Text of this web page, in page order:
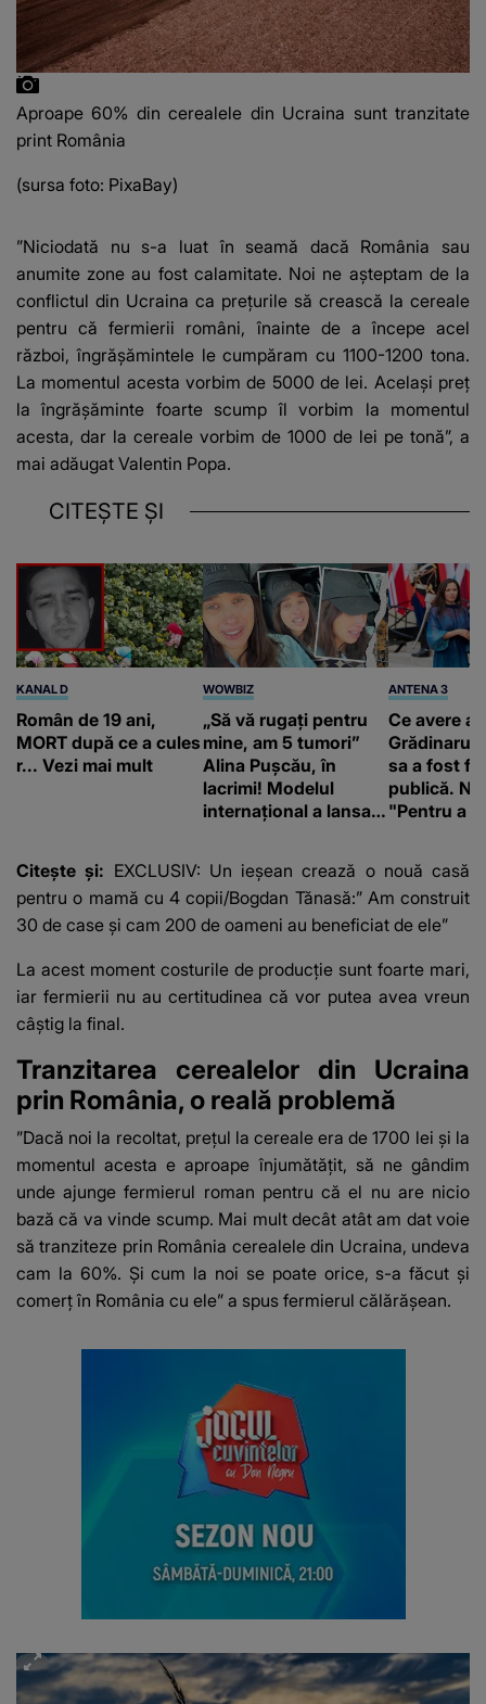
Aproape 60% din cerealele din Ucraina sunt tranzitate
print România
(sursa foto: PixaBay)
”Niciodată nu s-a luat în seamă dacă România sau
anumite zone au fost calamitate. Noi ne așteptam de la
conflictul din Ucraina ca prețurile să crească la cereale
pentru că fermierii români, înainte de a începe acel
război, îngrășămintele le cumpăram cu 1100-1200 tona.
La momentul acesta vorbim de 5000 de lei. Același preț
la îngrășăminte foarte scump îl vorbim la momentul
acesta, dar la cereale vorbim de 1000 de lei pe tonă”, a
mai adăugat Valentin Popa.
CITEȘTE ȘI
KANAL D
Român de 19 ani,
MORT după ce a cules
r... Vezi mai mult
WOWBIZ
„Să vă rugați pentru
mine, am 5 tumori”
Alina Pușcău, în
lacrimi! Modelul
internațional a lansat
o boală gravă
ANTENA 3
Ce avere
Grădinaru.
sa a fost
publică.
"Pentru a
Citește și: EXCLUSIV: Un ieșean crează o nouă casă
pentru o mamă cu 4 copii/Bogdan Tănasă:” Am construit
30 de case și cam 200 de oameni au beneficiat de ele”
La acest moment costurile de producție sunt foarte mari,
iar fermierii nu au certitudinea că vor putea avea vreun
câștig la final.
Tranzitarea cerealelor din Ucraina
prin România, o reală problemă
”Dacă noi la recoltat, prețul la cereale era de 1700 lei și la
momentul acesta e aproape înjumătățit, să ne gândim
unde ajunge fermierul roman pentru că el nu are nicio
bază că va vinde scump. Mai mult decât atât am dat voie
să tranziteze prin România cerealele din Ucraina, undeva
cam la 60%. Și cum la noi se poate orice, s-a făcut și
comerț în România cu ele” a spus fermierul călărășean.